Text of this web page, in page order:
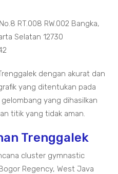
RT.008 RW.002 Bangka,
Selatan 12730
dengan akurat dan
yang ditentukan pada
yang dihasilkan
titik yang tidak aman.
Trenggalek
cluster gymnastic
Regency, West Java